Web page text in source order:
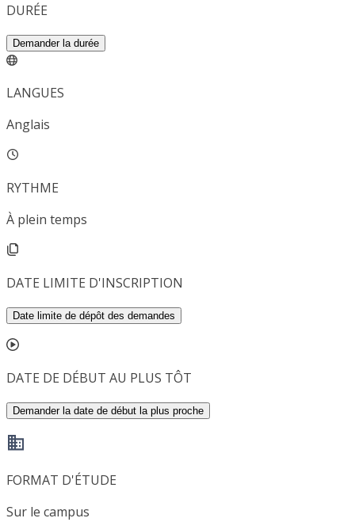
DURÉE
Demander la durée
LANGUES
Anglais
RYTHME
À plein temps
DATE LIMITE D'INSCRIPTION
Date limite de dépôt des demandes
DATE DE DÉBUT AU PLUS TÔT
Demander la date de début la plus proche
FORMAT D'ÉTUDE
Sur le campus